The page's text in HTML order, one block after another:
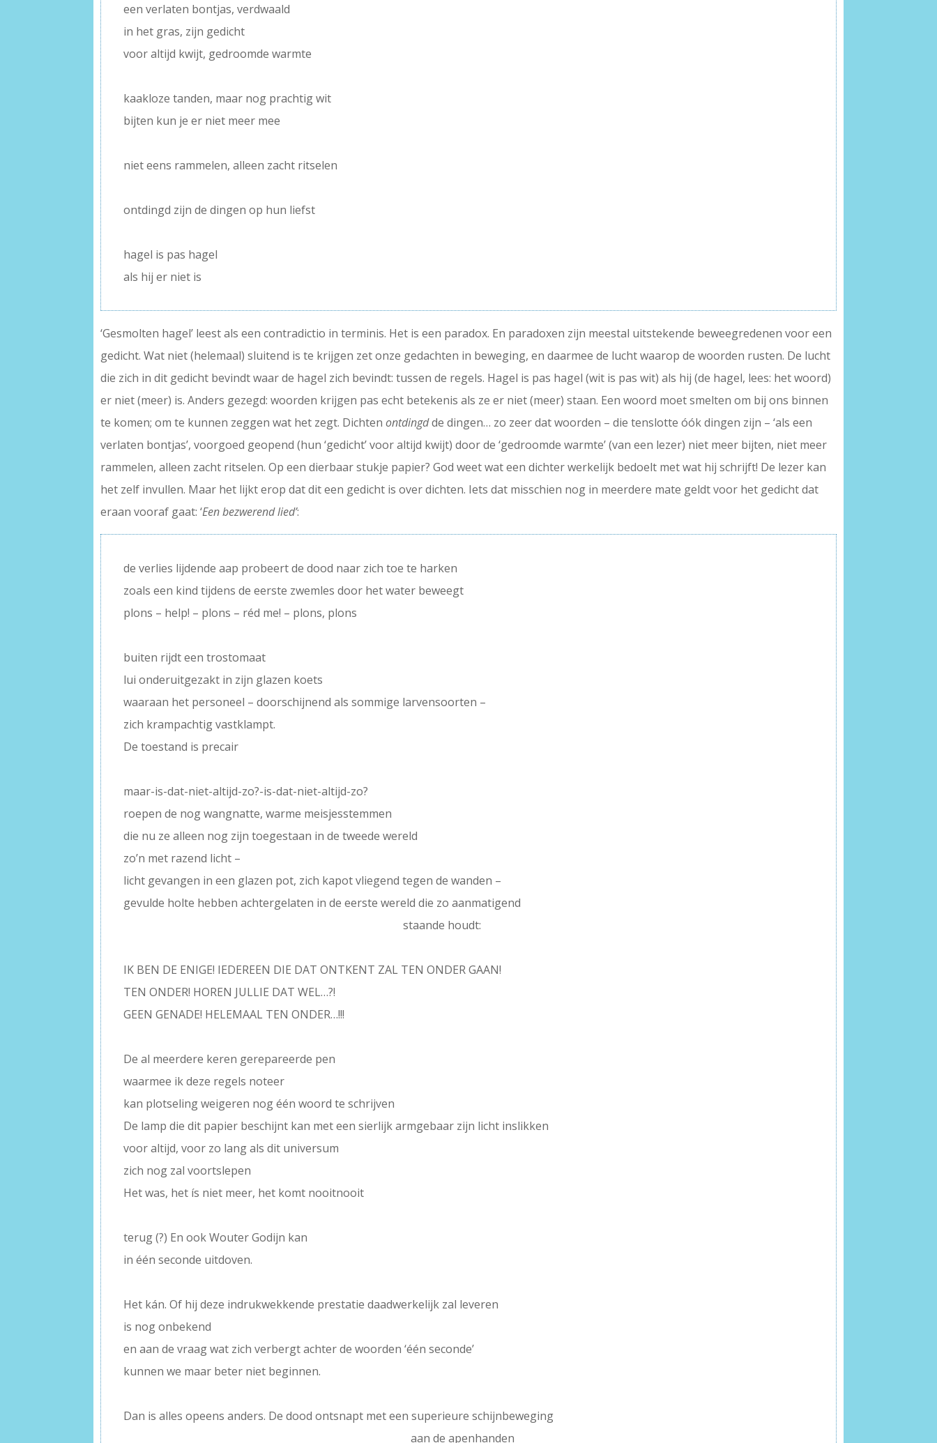
een verlaten bontjas, verdwaald
in het gras, zijn gedicht
voor altijd kwijt, gedroomde warmte
kaakloze tanden, maar nog prachtig wit
bijten kun je er niet meer mee
niet eens rammelen, alleen zacht ritselen
ontdingd zijn de dingen op hun liefst
hagel is pas hagel
als hij er niet is
‘Gesmolten hagel’ leest als een contradictio in terminis. Het is een paradox. En paradoxen zijn meestal uitstekende beweegredenen voor een
gedicht. Wat niet (helemaal) sluitend is te krijgen zet onze gedachten in beweging, en daarmee de lucht waarop de woorden rusten. De lucht
die zich in dit gedicht bevindt waar de hagel zich bevindt: tussen de regels. Hagel is pas hagel (wit is pas wit) als hij (de hagel, lees: het woord)
er niet (meer) is. Anders gezegd: woorden krijgen pas echt betekenis als ze er niet (meer) staan. Een woord moet smelten om bij ons binnen
te komen; om te kunnen zeggen wat het zegt. Dichtenontdingdde dingen… zo zeer dat woorden – die tenslotte óók dingen zijn – ‘als een
verlaten bontjas’, voorgoed geopend (hun ‘gedicht’ voor altijd kwijt) door de ‘gedroomde warmte’ (van een lezer) niet meer bijten, niet meer
rammelen, alleen zacht ritselen. Op een dierbaar stukje papier? God weet wat een dichter werkelijk bedoelt met wat hij schrijft! De lezer kan
het zelf invullen. Maar het lijkt erop dat dit een gedicht is over dichten. Iets dat misschien nog in meerdere mate geldt voor het gedicht dat
eraan vooraf gaat: ‘Een bezwerend lied’:
de verlies lijdende aap probeert de dood naar zich toe te harken
zoals een kind tijdens de eerste zwemles door het water beweegt
plons – help! – plons – réd me! – plons, plons
buiten rijdt een trostomaat
lui onderuitgezakt in zijn glazen koets
waaraan het personeel – doorschijnend als sommige larvensoorten –
zich krampachtig vastklampt.
De toestand is precair
maar-is-dat-niet-altijd-zo?-is-dat-niet-altijd-zo?
roepen de nog wangnatte, warme meisjesstemmen
die nu ze alleen nog zijn toegestaan in de tweede wereld
zo’n met razend licht –
licht gevangen in een glazen pot, zich kapot vliegend tegen de wanden –
gevulde holte hebben achtergelaten in de eerste wereld die zo aanmatigend
staande houdt:
IK BEN DE ENIGE! IEDEREEN DIE DAT ONTKENT ZAL TEN ONDER GAAN!
TEN ONDER! HOREN JULLIE DAT WEL…?!
GEEN GENADE! HELEMAAL TEN ONDER…!!!
De al meerdere keren gerepareerde pen
waarmee ik deze regels noteer
kan plotseling weigeren nog één woord te schrijven
De lamp die dit papier beschijnt kan met een sierlijk armgebaar zijn licht inslikken
voor altijd, voor zo lang als dit universum
zich nog zal voortslepen
Het was, het ís niet meer, het komt nooitnooit
terug (?) En ook Wouter Godijn kan
in één seconde uitdoven.
Het kán. Of hij deze indrukwekkende prestatie daadwerkelijk zal leveren
is nog onbekend
en aan de vraag wat zich verbergt achter de woorden ‘één seconde’
kunnen we maar beter niet beginnen.
Dan is alles opeens anders. De dood ontsnapt met een superieure schijnbeweging
——— —aan de apenhanden